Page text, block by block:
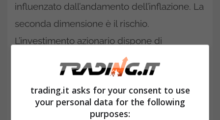
influenzato dall’andamento dell’inflazione. La
seconda dimensione è il rischio.
L’investimento azionario dispone di
maggiore volatilità: negli anni recenti il
ha registrato oscillazioni annuali fino a
–8,78% nel solo anno 2022, come
evidenziato da Slickcharts. L’obbligazione
trading.it asks for your consent to use
your personal data for the following
purposes: